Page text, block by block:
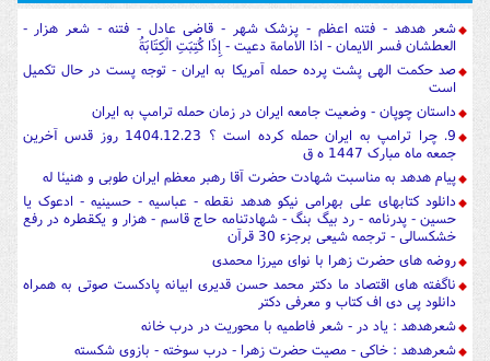
شعر هدهد - فتنه اعظم - پزشک شهر - قاضی عادل - فتنه - شعر هزار -
العطشان فسر الایمان - اذا الامامة دعیت - إِذَا كُتِبَتِ الْكِتَابَةُ
صد حکمت الهی پشت پرده حمله آمریکا به ایران - توجه پست در حال تکمیل
است
داستان چوپان - وضعیت جامعه ایران در زمان حمله ترامپ به ایران
9. چرا ترامپ به ایران حمله کرده است ؟ 1404.12.23 روز قدس آخرین
جمعه ماه مبارک 1447 ه ق
پیام هدهد به مناسبت شهادت حضرت آقا رهبر معظم ایران طوبی و هنیئا له
دانلود کتابهای علی بهرامی نیکو هدهد نقطه - عباسیه - حسینیه - ادعوک یا
حسین - پدرنامه - رد بیگ بنگ - شهادتنامه حاج قاسم - هزار و یکقطره در رفع
خشکسالی - ترجمه شیعی برجزء 30 قرآن
روضه های حضرت زهرا با نوای میرزا محمدی
ناگفته های اقتصاد ما دکتر محمد حسن قدیری ابیانه پادکست صوتی به همراه
دانلود پی دی اف کتاب و معرفی دکتر
شعرهدهد : یاد در - شعر فاطمیه با محوریت در درب خانه
شعرهدهد : خاکی - مصیت حضرت زهرا - درب سوخته - بازوی شکسته